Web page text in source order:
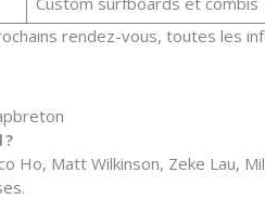
rendez-vous, toutes les
Matt Wilkinson, Zeke Lau,